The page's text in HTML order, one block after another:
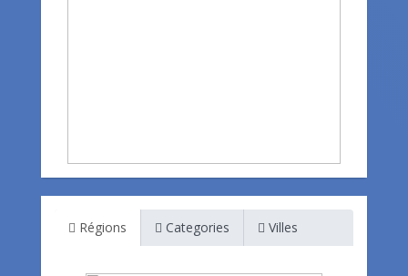
Régions Categories Villes